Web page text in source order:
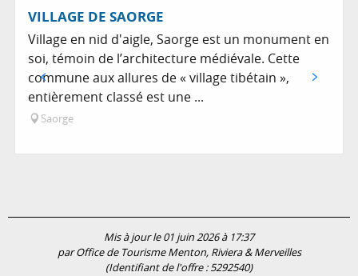
Sur place
VILLAGE DE SAORGE
Village en nid d'aigle, Saorge est un monument en
soi, témoin de l’architecture médiévale. Cette
commune aux allures de « village tibétain »,
entièrement classé est une ...
Saorge
Mis à jour le 01 juin 2026 à 17:37
par Office de Tourisme Menton, Riviera & Merveilles
(Identifiant de l'offre :5292540)